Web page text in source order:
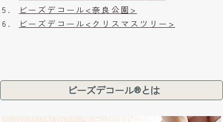
5.
ビーズデコール<奈良公園>
6.
ビーズデコール<クリスマスツリー>
ビーズデコール®とは